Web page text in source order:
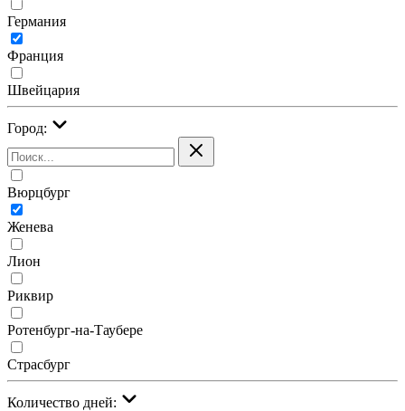
Германия
Франция
Швейцария
Город:
Вюрцбург
Женева
Лион
Риквир
Ротенбург-на-Таубере
Страсбург
Количество дней: